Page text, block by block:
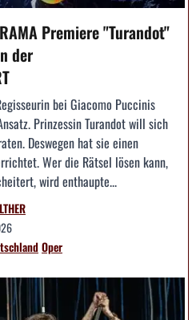
Premiere "Turandot"
der
bei Giacomo Puccinis
Prinzessin Turandot will sich
Deswegen hat sie einen
Wer die Rätsel lösen kann,
wird enthaupte...
Oper